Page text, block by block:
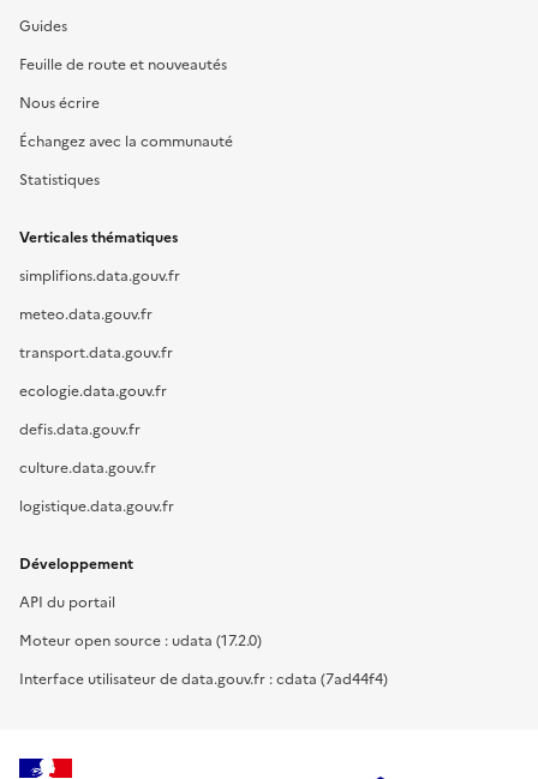
Guides
Feuille de route et nouveautés
Nous écrire
Échangez avec la communauté
Statistiques
Verticales thématiques
simplifions.data.gouv.fr
meteo.data.gouv.fr
transport.data.gouv.fr
ecologie.data.gouv.fr
defis.data.gouv.fr
culture.data.gouv.fr
logistique.data.gouv.fr
Développement
API du portail
Moteur open source : udata (17.2.0)
Interface utilisateur de data.gouv.fr : cdata (7ad44f4)